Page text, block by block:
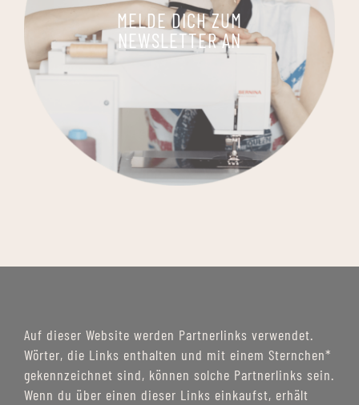
MELDE DICH ZUM
NEWSLETTER AN
Auf dieser Website werden Partnerlinks verwendet.
Wörter, die Links enthalten und mit einem Sternchen*
gekennzeichnet sind, können solche Partnerlinks sein.
Wenn du über einen dieser Links einkaufst, erhält